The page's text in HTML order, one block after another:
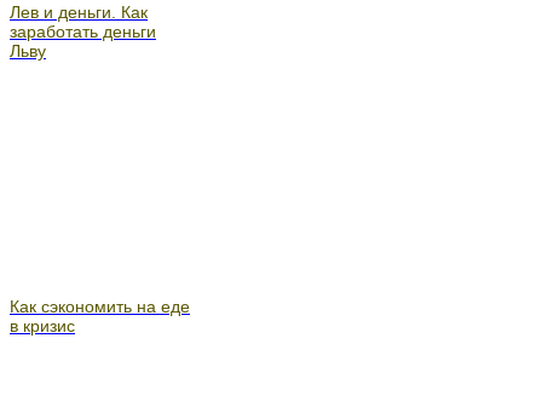
Лев и деньги. Как
заработать деньги
Льву
Как сэкономить на еде
в кризис